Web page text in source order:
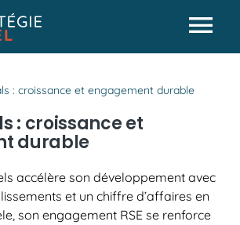
: croissance et engagement durable
: croissance et
durable
accélère son développement avec
et un chiffre d’affaires en
son engagement RSE se renforce